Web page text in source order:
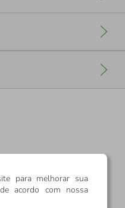
para melhorar sua
acordo com nossa